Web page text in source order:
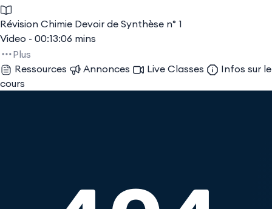
Révision Chimie Devoir de Synthèse n° 1
Video - 00:13:06 mins
Plus
Ressources
Annonces Live Classes
Infos sur le
cours